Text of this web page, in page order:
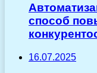
способ
16.07.2025